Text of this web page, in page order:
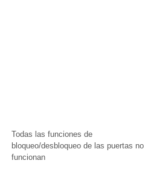
Todas las funciones de
bloqueo/desbloqueo de las puertas no
funcionan